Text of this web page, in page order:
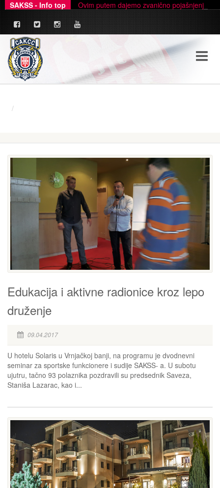
SAKSS - Info top Ovim putem dajemo zvanično pojašnjenje u
Edukacija i aktivne radionice kroz lepo
druženje
09.04.2017
U hotelu Solaris u Vrnjačkoj banji, na programu je dvodnevni
seminar za sportske funkcionere i sudije SAKSS- a. U subotu
ujutru, tačno 93 polaznika pozdravili su predsednik Saveza,
Staniša Lazarac, kao i...